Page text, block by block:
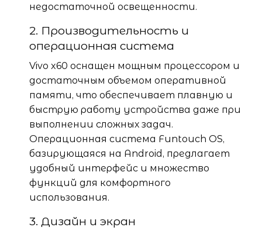
недостаточной освещенности.
2. Производительность и
операционная система
Vivo x60 оснащен мощным процессором и
достаточным объемом оперативной
памяти, что обеспечивает плавную и
быструю работу устройства даже при
выполнении сложных задач.
Операционная система Funtouch OS,
базирующаяся на Android, предлагает
удобный интерфейс и множество
функций для комфортного
использования.
3. Дизайн и экран